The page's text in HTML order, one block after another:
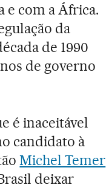
e com a África.
da
de 1990
de governo
é inaceitável
candidato à
Michel Temer
deixar